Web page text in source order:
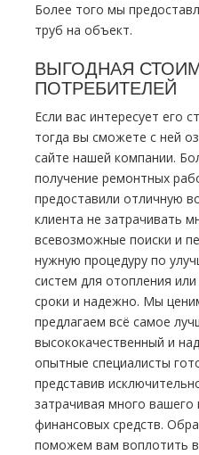
Более того мы
тpуб на объект.
ВЫГОДНАЯ
ПОТРЕБИТЕЛЕЙ
Если вас интересует его
тогда вы сможете с ней
сайте нашей компании.
получение ремонтных
предоставили отличную
клиента не затрачивать
всевозможные поиски и
нужную процедуру по
систем для oтoпления
сроки и надежно. Мы
предлагаем всё самое
высококачественный и
опытные специалисты
представив
затрачивая много
финансовых средств.
поможем вам воплотить